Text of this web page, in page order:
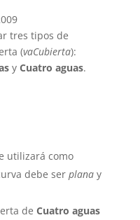
tres tipos de
(vaCubierta):
y Cuatro aguas.
utilizará como
debe ser planay
de Cuatro aguas